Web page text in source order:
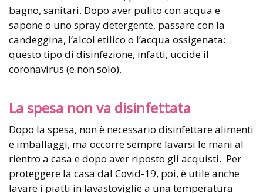
bagno, sanitari. Dopo aver pulito con acqua e
sapone o uno spray detergente, passare con la
candeggina, l’alcol etilico o l’acqua ossigenata:
questo tipo di disinfezione, infatti, uccide il
coronavirus (e non solo).
La spesa non va disinfettata
Dopo la spesa, non è necessario disinfettare alimenti
e imballaggi, ma occorre sempre lavarsi le mani al
rientro a casa e dopo aver riposto gli acquisti. Per
proteggere la casa dal Covid-19, poi, è utile anche
lavare i piatti in lavastoviglie a una temperatura